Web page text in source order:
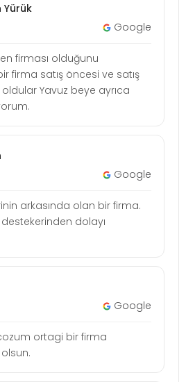
Yürük
Google
firması olduğunu
firma satış öncesi ve satış
Yavuz beye ayrıca
Google
arkasında olan bir firma.
destekerinden dolayı
Google
ortagi bir firma